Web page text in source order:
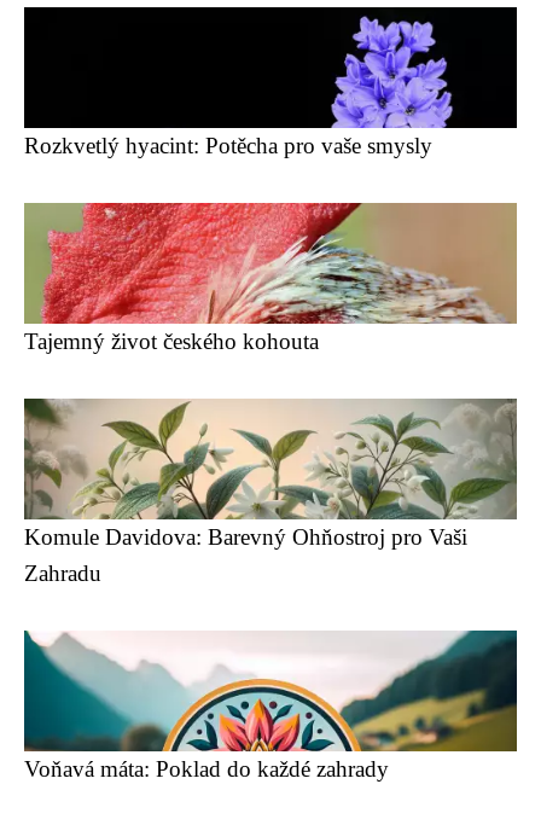
Rozkvetlý hyacint: Potěcha pro vaše smysly
Tajemný život českého kohouta
Komule Davidova: Barevný Ohňostroj pro Vaši
Zahradu
Voňavá máta: Poklad do každé zahrady